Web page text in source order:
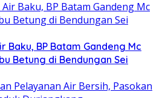
Baku, BP Batam Gandeng Mc
Betung di Bendungan Sei